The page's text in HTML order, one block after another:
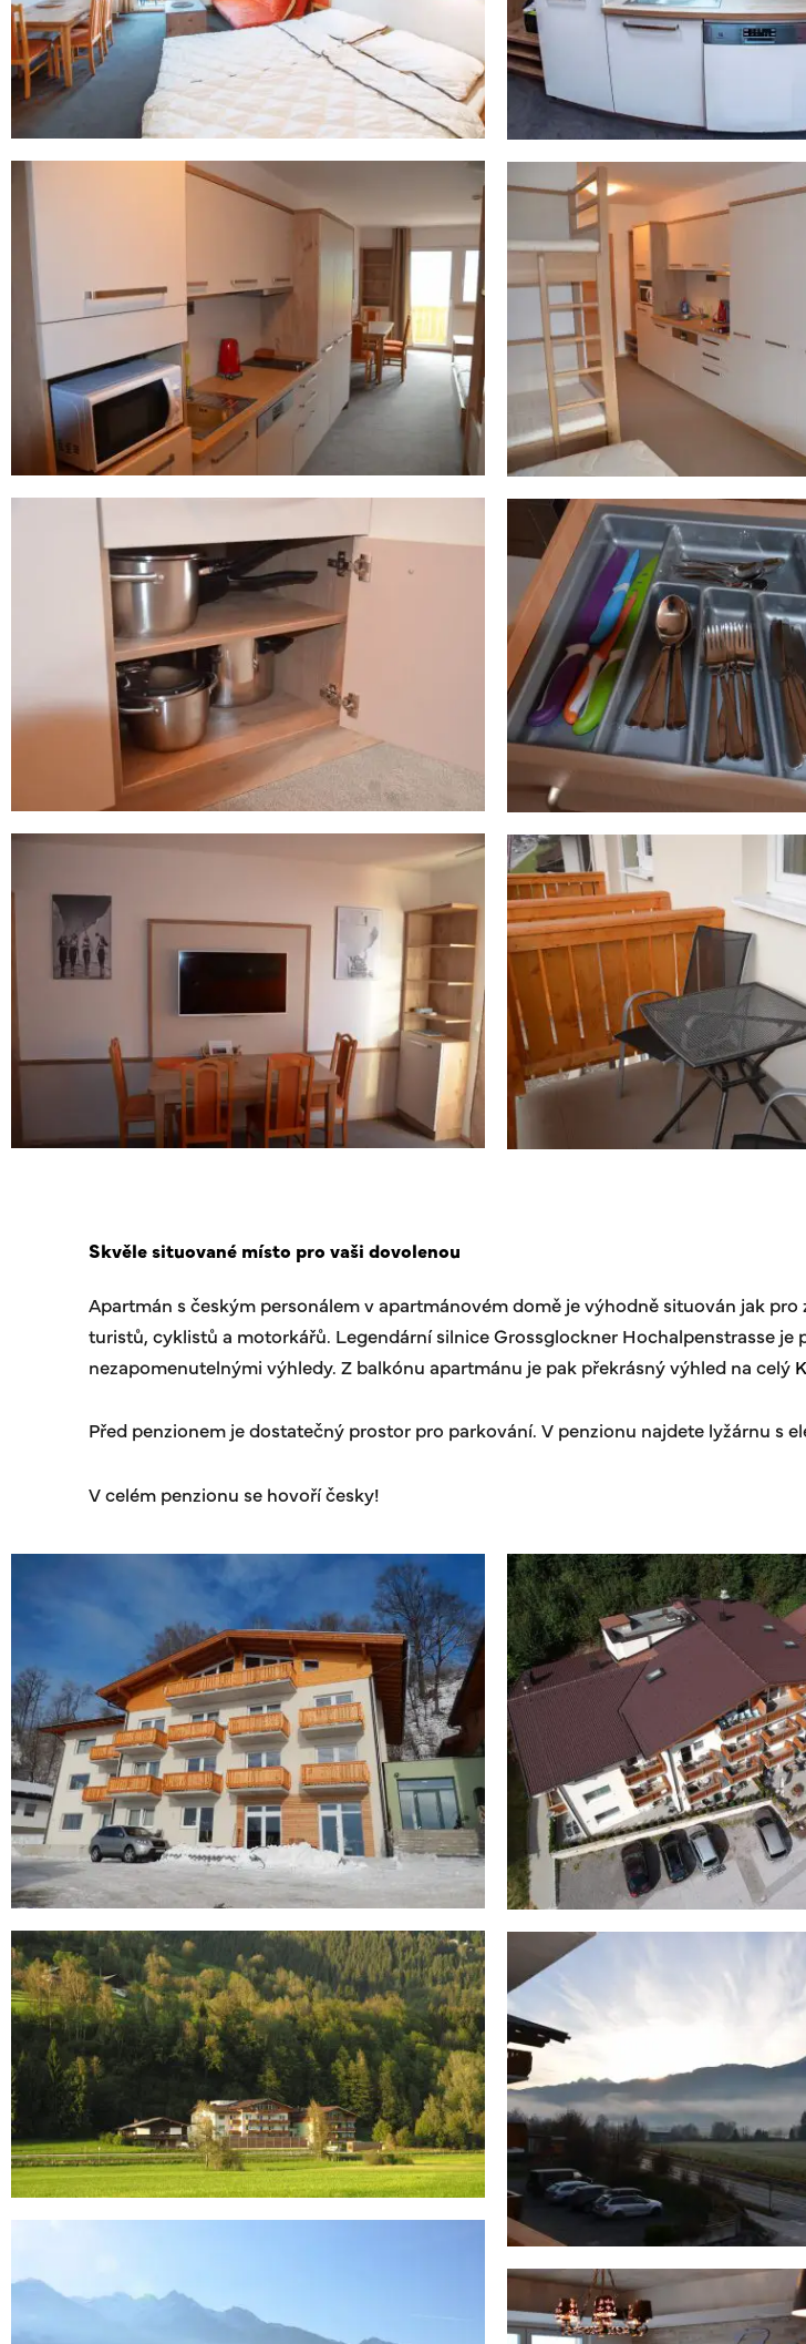
Skvěle situované místo pro vaši dovolenou
Apartmán s českým personálem v apartmánovém domě je výhodně situován jak
turistů, cyklistů a motorkářů. Legendární silnice Grossglockner Hochalpenstrasse je
nezapomenutelnými výhledy. Z balkónu apartmánu je pak překrásný výhled na celý
Před penzionem je dostatečný prostor pro parkování. V penzionu najdete lyžárnu s
V celém penzionu se hovoří česky!